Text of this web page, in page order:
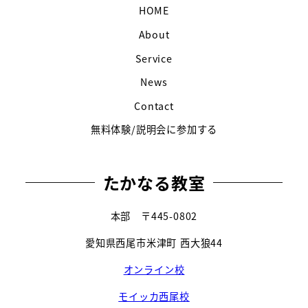
HOME
About
Service
News
Contact
無料体験/説明会に参加する
たかなる教室
本部 〒445-0802
愛知県西尾市米津町 西大狼44
オンライン校
モイッカ西尾校